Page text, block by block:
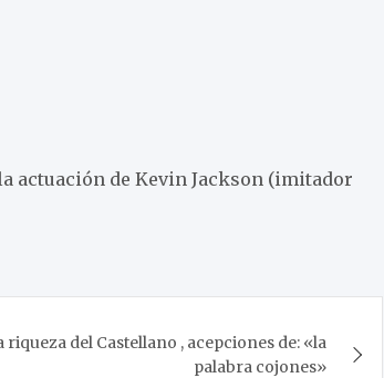
actuación de Kevin Jackson (imitador
riqueza del Castellano , acepciones de: «la
palabra cojones»